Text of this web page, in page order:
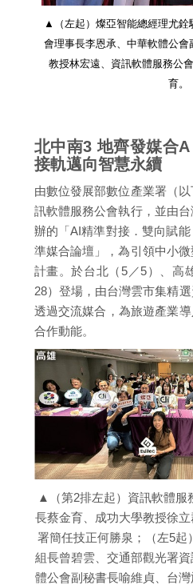
▲（左起）燦亞智能總經理尤銓
會理事長李恩承、中華軟體公
教授林宏遠、資訊軟體服務公
育。
北中南3 地齊發媒合
接軌邁向智慧永續
由數位發展部數位產業署（
訊軟體服務公會執行，並由
辦的「AI精準對接．雙向賦
準媒合論壇」，為引領中小
計畫。於台北（5／5）、高
28）登場，由台灣雲市集精
透過交流媒合，為旅遊產業
合作動能。
▲（第2排左起）資訊軟體服
長蔡金育、成功大學教授徐
署簡任技正何勝泉；（左5起
組長曾碧雲、交通部觀光署
體公會副秘書長喻維貞、台